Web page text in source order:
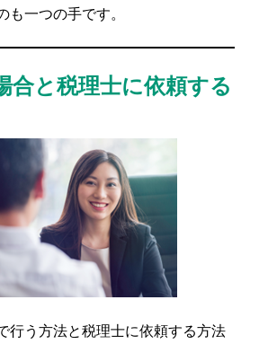
一つの手です。
合と税理士に依頼する
行う方法と税理士に依頼する方法